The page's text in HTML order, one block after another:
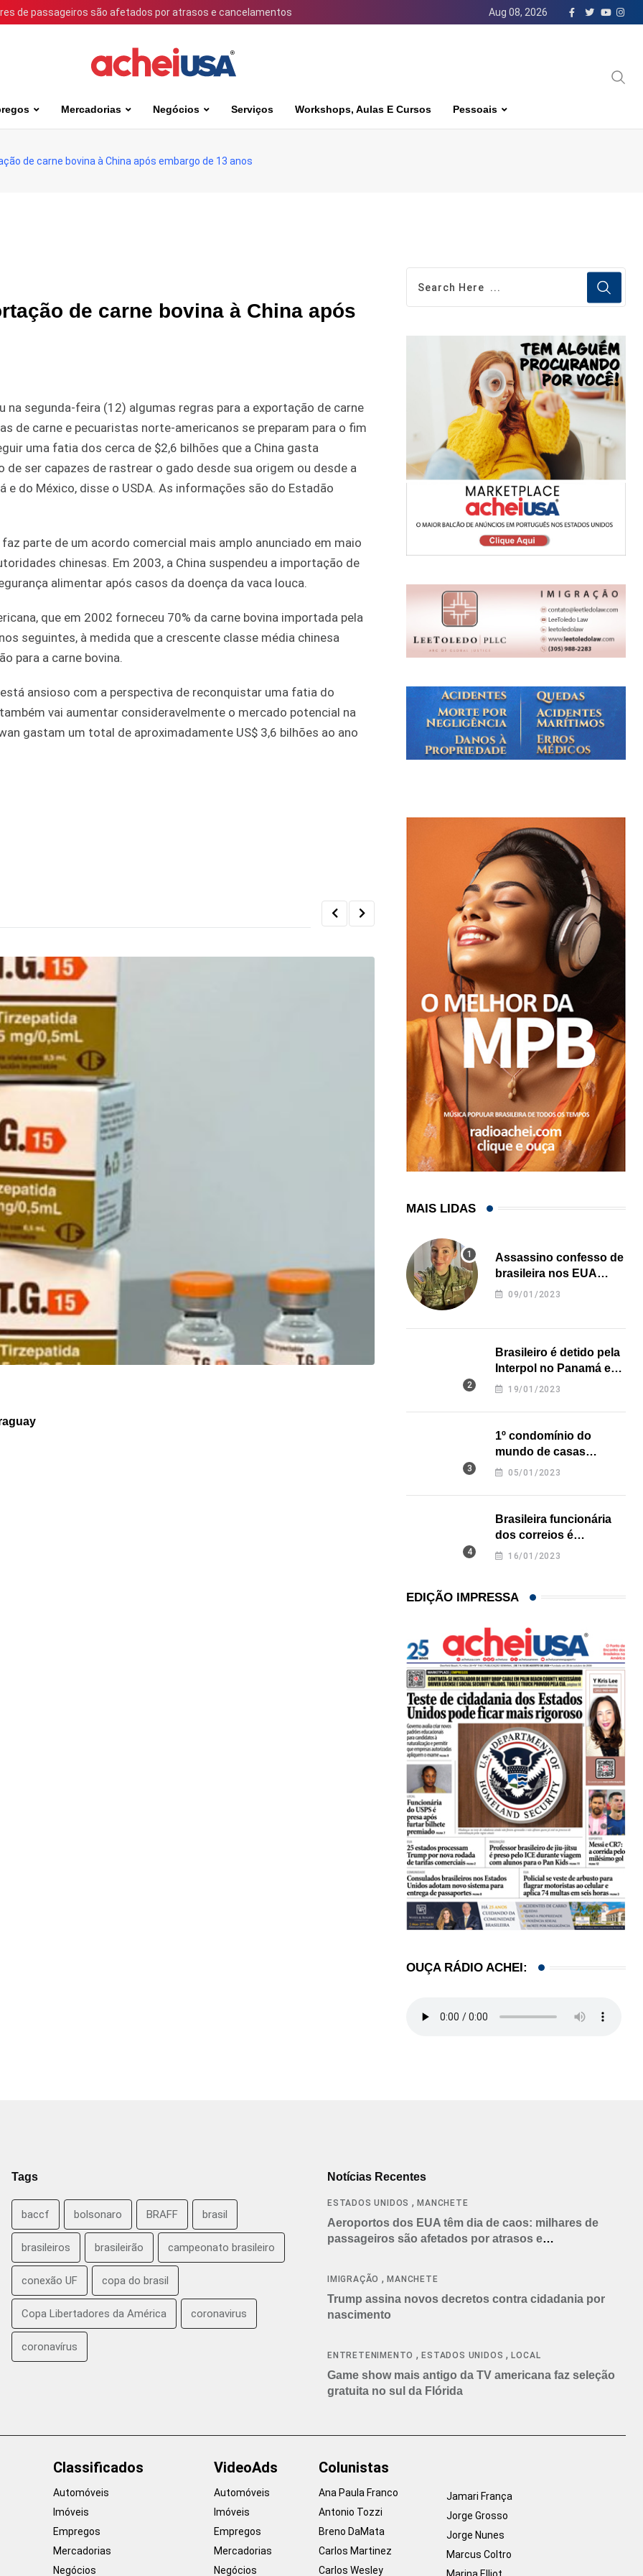
de passageiros são afetados por atrasos e cancelamentos Aug 08, 2026
Mercadorias Negócios Serviços Workshops, Aulas E Cursos Pessoais
de carne bovina à China após embargo de 13 anos
de carne bovina à China após
na segunda-feira (12) algumas regras para a exportação de carne
de carne e pecuaristas norte-americanos se preparam para o fim
uma fatia dos cerca de $2,6 bilhões que a China gasta
ser capazes de rastrear o gado desde sua origem ou desde a
e do México, disse o USDA. As informações são do Estadão
parte de um acordo comercial mais amplo anunciado em maio
chinesas. Em 2003, a China suspendeu a importação de
alimentar após casos da doença da vaca louca.
que em 2002 forneceu 70% da carne bovina importada pela
seguintes, à medida que a crescente classe média chinesa
para a carne bovina.
ansioso com a perspectiva de reconquistar uma fatia do
vai aumentar consideravelmente o mercado potencial na
gastam um total de aproximadamente US$ 3,6 bilhões ao ano
MAIS LIDAS
Assassino confesso de
brasileira nos EUA
revela onde deixou o
09/01/2023
Brasileiro é detido pela
Interpol no Panamá e
pode pegar prisão
19/01/2023
1º condomínio do
mundo de casas
impressas em 3D é
05/01/2023
Brasileira funcionária
dos correios é
assassinada a facadas
16/01/2023
EDIÇÃO IMPRESSA
OUÇA RÁDIO ACHEI:
Tags
baccf bolsonaro BRAFF brasil
brasileiros brasileirão campeonato brasileiro
conexão UF copa do brasil
Copa Libertadores da América coronavirus
coronavírus
Notícias Recentes
ESTADOS UNIDOS ,MANCHETE
Aeroportos dos EUA têm dia de caos: milhares de
passageiros são afetados por atrasos e
IMIGRAÇÃO ,MANCHETE
Trump assina novos decretos contra cidadania por
nascimento
ENTRETENIMENTO ,ESTADOS UNIDOS ,LOCAL
Game show mais antigo da TV americana faz seleção
gratuita no sul da Flórida
Classificados
Automóveis
Imóveis
Empregos
Mercadorias
Negócios
VideoAds
Automóveis
Imóveis
Empregos
Mercadorias
Negócios
Colunistas
Ana Paula Franco
Antonio Tozzi
Breno DaMata
Carlos Martinez
Carlos Wesley
Jamari França
Jorge Grosso
Jorge Nunes
Marcus Coltro